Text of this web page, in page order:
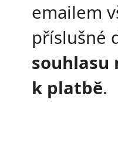
emailem
příslušné
souhlasu
k platbě.